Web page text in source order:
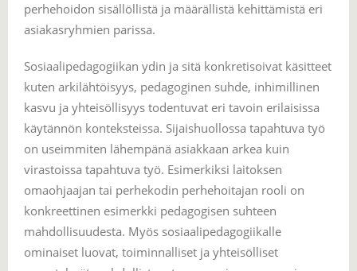
perhehoidon sisällöllistä ja määrällistä kehittämistä eri
asiakasryhmien parissa.
Sosiaalipedagogiikan ydin ja sitä konkretisoivat käsitteet
kuten arkilähtöisyys, pedagoginen suhde, inhimillinen
kasvu ja yhteisöllisyys todentuvat eri tavoin erilaisissa
käytännön konteksteissa. Sijaishuollossa tapahtuva työ
on useimmiten lähempänä asiakkaan arkea kuin
virastoissa tapahtuva työ. Esimerkiksi laitoksen
omaohjaajan tai perhekodin perhehoitajan rooli on
konkreettinen esimerkki pedagogisen suhteen
mahdollisuudesta. Myös sosiaalipedagogiikalle
ominaiset luovat, toiminnalliset ja yhteisölliset